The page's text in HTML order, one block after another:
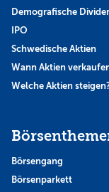
Demografische
IPO
Schwedische Aktien
Wann Aktien
Welche Aktien
Börsengang
Börsenparkett